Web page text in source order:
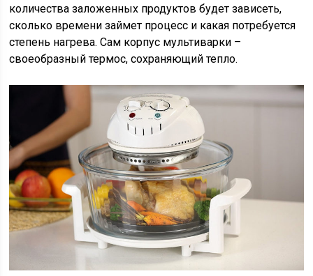
количества заложенных продуктов будет зависеть,
сколько времени займет процесс и какая потребуется
степень нагрева. Сам корпус мультиварки –
своеобразный термос, сохраняющий тепло.